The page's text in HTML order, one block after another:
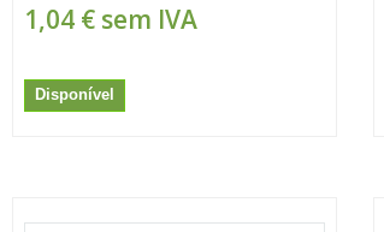
1,04 €sem IVA
Disponível